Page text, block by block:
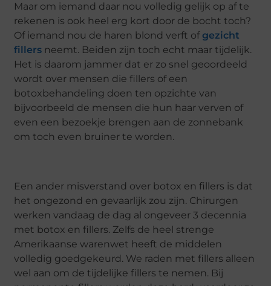
Maar om iemand daar nou volledig gelijk op af te
rekenen is ook heel erg kort door de bocht toch?
Of iemand nou de haren blond verft ofgezicht
fillers neemt. Beiden zijn toch echt maar tijdelijk.
Het is daarom jammer dat er zo snel geoordeeld
wordt over mensen die fillers of een
botoxbehandeling doen ten opzichte van
bijvoorbeeld de mensen die hun haar verven of
even een bezoekje brengen aan de zonnebank
om toch even bruiner te worden.
Een ander misverstand over botox en fillers is dat
het ongezond en gevaarlijk zou zijn. Chirurgen
werken vandaag de dag al ongeveer 3 decennia
met botox en fillers. Zelfs de heel strenge
Amerikaanse warenwet heeft de middelen
volledig goedgekeurd. We raden met fillers alleen
wel aan om de tijdelijke fillers te nemen. Bij